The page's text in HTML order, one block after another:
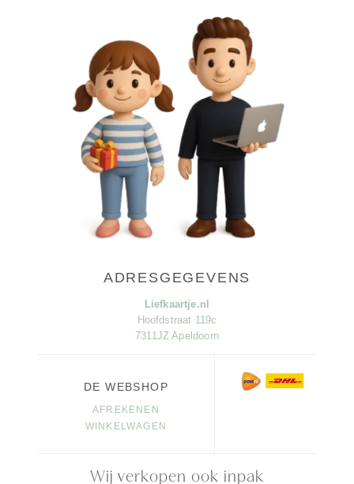
ADRESGEGEVENS
Liefkaartje.nl
Hoofdstraat 119c
7311JZ Apeldoorn
DE WEBSHOP
AFREKENEN
WINKELWAGEN
Wij verkopen ook inpak